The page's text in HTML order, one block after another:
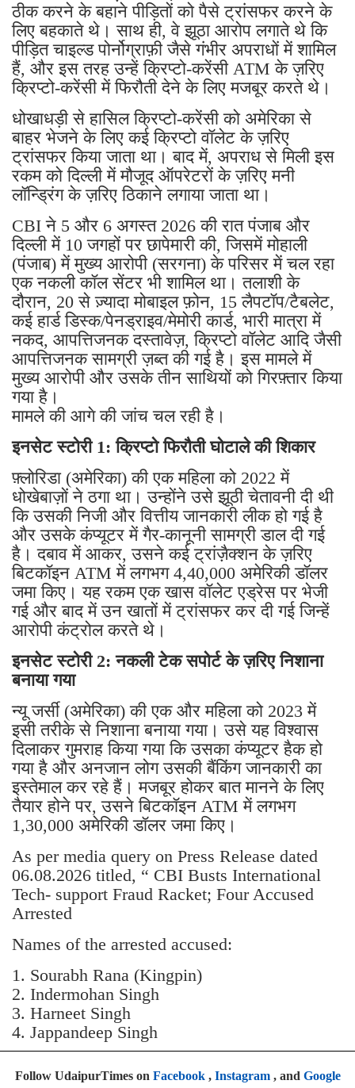
ठीक करने के बहाने पीड़ितों को पैसे ट्रांसफर करने के
लिए बहकाते थे। साथ ही, वे झूठा आरोप लगाते थे कि
पीड़ित चाइल्ड पोर्नोग्राफ़ी जैसे गंभीर अपराधों में शामिल
हैं, और इस तरह उन्हें क्रिप्टो-करेंसी ATM के ज़रिए
क्रिप्टो-करेंसी में फिरौती देने के लिए मजबूर करते थे।
धोखाधड़ी से हासिल क्रिप्टो-करेंसी को अमेरिका से
बाहर भेजने के लिए कई क्रिप्टो वॉलेट के ज़रिए
ट्रांसफर किया जाता था। बाद में, अपराध से मिली इस
रकम को दिल्ली में मौजूद ऑपरेटरों के ज़रिए मनी
लॉन्ड्रिंग के ज़रिए ठिकाने लगाया जाता था।
CBI ने 5 और 6 अगस्त 2026 की रात पंजाब और
दिल्ली में 10 जगहों पर छापेमारी की, जिसमें मोहाली
(पंजाब) में मुख्य आरोपी (सरगना) के परिसर में चल रहा
एक नकली कॉल सेंटर भी शामिल था। तलाशी के
दौरान, 20 से ज़्यादा मोबाइल फ़ोन, 15 लैपटॉप/टैबलेट,
कई हार्ड डिस्क/पेनड्राइव/मेमोरी कार्ड, भारी मात्रा में
नकद, आपत्तिजनक दस्तावेज़, क्रिप्टो वॉलेट आदि जैसी
आपत्तिजनक सामग्री ज़ब्त की गई है। इस मामले में
मुख्य आरोपी और उसके तीन साथियों को गिरफ़्तार किया
गया है।
मामले की आगे की जांच चल रही है।
इनसेट स्टोरी 1: क्रिप्टो फिरौती घोटाले की शिकार
फ़्लोरिडा (अमेरिका) की एक महिला को 2022 में
धोखेबाज़ों ने ठगा था। उन्होंने उसे झूठी चेतावनी दी थी
कि उसकी निजी और वित्तीय जानकारी लीक हो गई है
और उसके कंप्यूटर में गैर-कानूनी सामग्री डाल दी गई
है। दबाव में आकर, उसने कई ट्रांज़ैक्शन के ज़रिए
बिटकॉइन ATM में लगभग 4,40,000 अमेरिकी डॉलर
जमा किए। यह रकम एक खास वॉलेट एड्रेस पर भेजी
गई और बाद में उन खातों में ट्रांसफर कर दी गई जिन्हें
आरोपी कंट्रोल करते थे।
इनसेट स्टोरी 2: नकली टेक सपोर्ट के ज़रिए निशाना
बनाया गया
न्यू जर्सी (अमेरिका) की एक और महिला को 2023 में
इसी तरीके से निशाना बनाया गया। उसे यह विश्वास
दिलाकर गुमराह किया गया कि उसका कंप्यूटर हैक हो
गया है और अनजान लोग उसकी बैंकिंग जानकारी का
इस्तेमाल कर रहे हैं। मजबूर होकर बात मानने के लिए
तैयार होने पर, उसने बिटकॉइन ATM में लगभग
1,30,000 अमेरिकी डॉलर जमा किए।
As per media query on Press Release dated
06.08.2026 titled, “ CBI Busts International
Tech- support Fraud Racket; Four Accused
Arrested
Names of the arrested accused:
1. Sourabh Rana (Kingpin)
2. Indermohan Singh
3. ⁠Harneet Singh
4. ⁠Jappandeep Singh
Follow UdaipurTimes on Facebook, Instagram, and Google